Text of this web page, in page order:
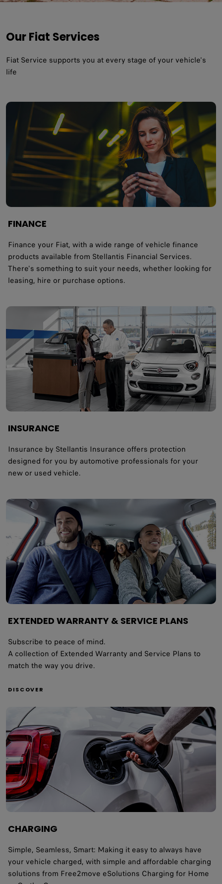
Our Fiat Services
Fiat Service supports you at every stage of your vehicle's
life
FINANCE
Finance your Fiat, with a wide range of vehicle finance
products available from Stellantis Financial Services.
There's something to suit your needs, whether looking for
leasing, hire or purchase options.
INSURANCE
Insurance by Stellantis Insurance offers protection
designed for you by automotive professionals for your
new or used vehicle.
EXTENDED WARRANTY & SERVICE PLANS
Subscribe to peace of mind.
A collection of Extended Warranty and Service Plans to
match the way you drive.
DISCOVER
CHARGING
Simple, Seamless, Smart: Making it easy to always have
your vehicle charged, with simple and affordable charging
solutions from Free2move eSolutions Charging for Home